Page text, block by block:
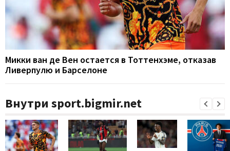
Микки ван де Вен остается в Тоттенхэме, отказав
Ливерпулю и Барселоне
Внутри sport.bigmir.net